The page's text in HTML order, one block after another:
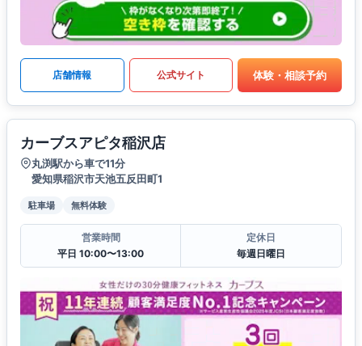
店舗情報 公式サイト 体験・相談予約
カーブスアピタ稲沢店
丸渕駅から車で11分
愛知県稲沢市天池五反田町1
駐車場 無料体験
営業時間
平日 10:00〜13:00
定休日
毎週日曜日